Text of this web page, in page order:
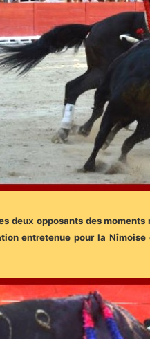
deux opposants des
entretenue pour la